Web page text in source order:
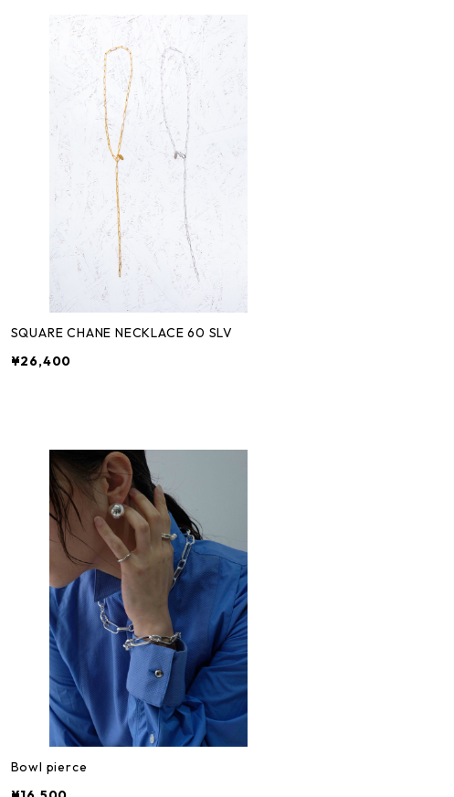
SQUARE CHANE NECKLACE 60 SLV
¥26,400
Bowl pierce